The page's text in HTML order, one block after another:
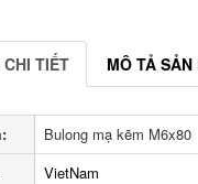
TIẾT MÔ TẢ SẢN
Bulong mạ kẽm M6x80
VietNam